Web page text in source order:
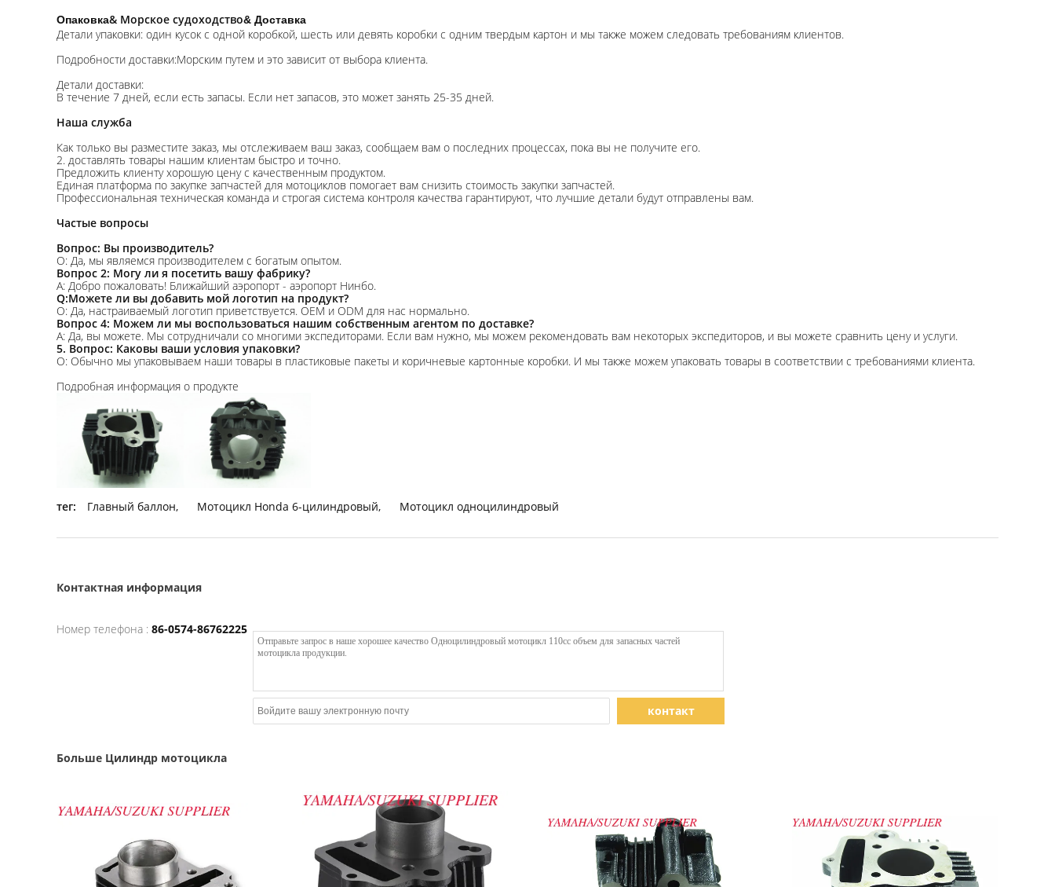
Опаковка& Морское судоходство& Доставка
Детали упаковки: один кусок с одной коробкой, шесть или девять коробки с одним твердым картон и мы также можем следовать требованиям клиентов.
Подробности доставки:Морским путем и это зависит от выбора клиента.
Детали доставки:
В течение 7 дней, если есть запасы. Если нет запасов, это может занять 25-35 дней.
Наша служба
Как только вы разместите заказ, мы отслеживаем ваш заказ, сообщаем вам о последних процессах, пока вы не получите его.
2. доставлять товары нашим клиентам быстро и точно.
Предложить клиенту хорошую цену с качественным продуктом.
Единая платформа по закупке запчастей для мотоциклов помогает вам снизить стоимость закупки запчастей.
Профессиональная техническая команда и строгая система контроля качества гарантируют, что лучшие детали будут отправлены вам.
Частые вопросы
Вопрос: Вы производитель?
О: Да, мы являемся производителем с богатым опытом.
Вопрос 2: Могу ли я посетить вашу фабрику?
А: Добро пожаловать! Ближайший аэропорт - аэропорт Нинбо.
Q:Можете ли вы добавить мой логотип на продукт?
О: Да, настраиваемый логотип приветствуется. OEM и ODM для нас нормально.
Вопрос 4: Можем ли мы воспользоваться нашим собственным агентом по доставке?
A: Да, вы можете. Мы сотрудничали со многими экспедиторами. Если вам нужно, мы можем рекомендовать вам некоторых экспедиторов, и вы можете сравнить цену и услуги.
5. Вопрос: Каковы ваши условия упаковки?
О: Обычно мы упаковываем наши товары в пластиковые пакеты и коричневые картонные коробки. И мы также можем упаковать товары в соответствии с требованиями клиента.
Подробная информация о продукте
тег: Главный баллон, Мотоцикл Honda 6-цилиндровый, Мотоцикл одноцилиндровый
Контактная информация
Номер телефона : 86-0574-86762225
контакт
Больше Цилиндр мотоцикла